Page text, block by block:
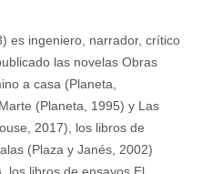
es ingeniero, narrador, crítico
las novelas Obras
a casa (Planeta,
(Planeta, 1995) y Las
2017), los libros de
(Plaza y Janés, 2002)